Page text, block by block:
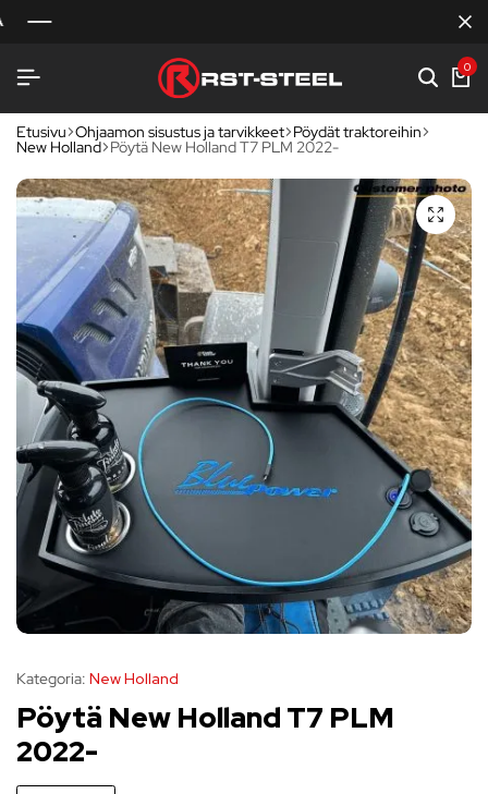
0
Etusivu Ohjaamon sisustus ja tarvikkeet Pöydät traktoreihin
New Holland Pöytä New Holland T7 PLM 2022-
Kategoria: New Holland
Pöytä New Holland T7 PLM
2022-